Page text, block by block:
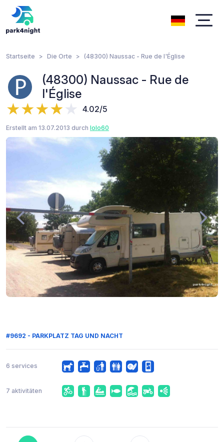
Startseite Die Orte (48300) Naussac - Rue de l'Église
(48300) Naussac - Rue de
l'Église
4.02/5
Erstellt am 13.07.2013 durch lolo60
#9692 - PARKPLATZ TAG UND NACHT
6 services
7 aktivitäten